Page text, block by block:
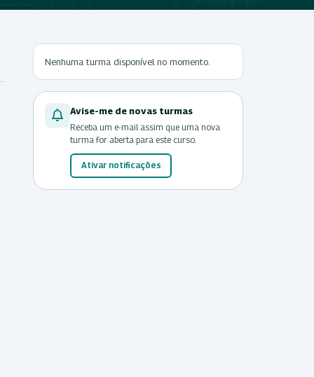
Nenhuma turma disponível no momento.
Avise-me de novas turmas
Receba um e-mail assim que uma nova
turma for aberta para este curso.
Ativar notificações